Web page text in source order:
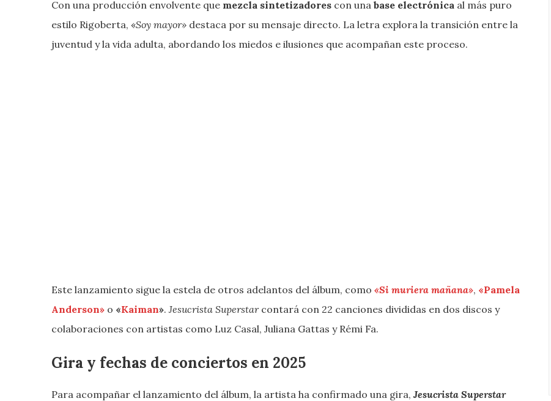
Con una producción envolvente que mezcla sintetizadores con una base electrónica al más puro
estilo Rigoberta, «Soy mayor» destaca por su mensaje directo. La letra explora la transición entre la
juventud y la vida adulta, abordando los miedos e ilusiones que acompañan este proceso.
Este lanzamiento sigue la estela de otros adelantos del álbum, como «Si muriera mañana», «Pamela
Anderson» o «Kaiman». Jesucrista Superstarcontará con 22 canciones divididas en dos discos y
colaboraciones con artistas como Luz Casal, Juliana Gattas y Rémi Fa.
Gira y fechas de conciertos en 2025
Para acompañar el lanzamiento del álbum, la artista ha confirmado una gira,Jesucrista Superstar